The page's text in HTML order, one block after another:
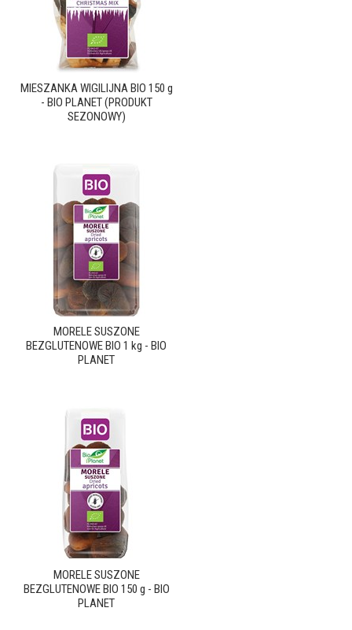
MIESZANKA WIGILIJNA BIO 150 g
- BIO PLANET (PRODUKT
SEZONOWY)
MORELE SUSZONE
BEZGLUTENOWE BIO 1 kg - BIO
PLANET
MORELE SUSZONE
BEZGLUTENOWE BIO 150 g - BIO
PLANET